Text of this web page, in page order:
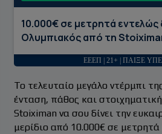
10.000€ σε μετρητά
Ολυμπιακός από τη
ΕΕΕΠ | 21+ | ΠΑΙΞΕ
Το τελευταίο μεγάλο ντέρμπι
ένταση, πάθος και
Stoiximan να σου δίνει την
μερίδιο από 10.000€ σε